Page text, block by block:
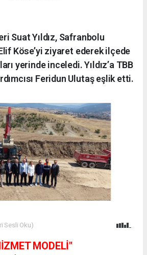
Suat Yıldız, Safranbolu
Köse’yi ziyaret ederek ilçede
yerinde inceledi. Yıldız’a TBB
Feridun Ulutaş eşlik etti.
Sesli Oku)
MODELİ"